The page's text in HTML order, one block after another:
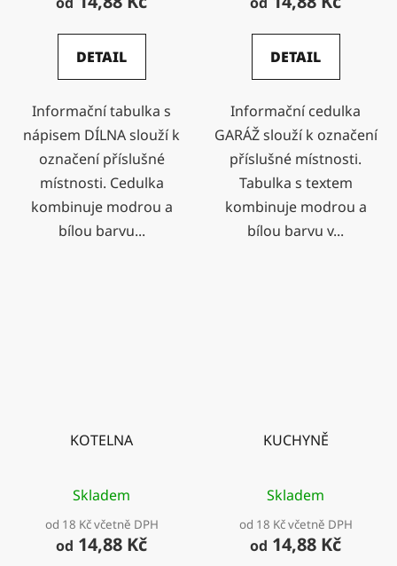
DETAIL
Informační tabulka s
nápisem DÍLNA slouží k
označení příslušné
místnosti. Cedulka
kombinuje modrou a
bílou barvu...
DETAIL
Informační cedulka
GARÁŽ slouží k označení
příslušné místnosti.
Tabulka s textem
kombinuje modrou a
bílou barvu v...
KOTELNA
Skladem
od 18 Kč včetně DPH
od 14,88 Kč
KUCHYNĚ
Skladem
od 18 Kč včetně DPH
od 14,88 Kč